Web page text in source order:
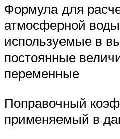
Формула для
атмосферной
используемые в
постоянные
переменные
Поправочный
применяемый в